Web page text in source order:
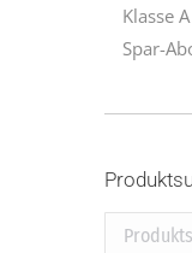
Klasse A
Spar-